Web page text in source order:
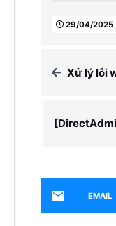
29/04/2025
Xử lý lỗi
EMAIL